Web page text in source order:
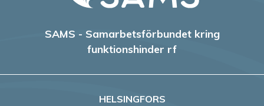
SAMS - Samarbetsförbundet kring
funktionshinder rf
HELSINGFORS